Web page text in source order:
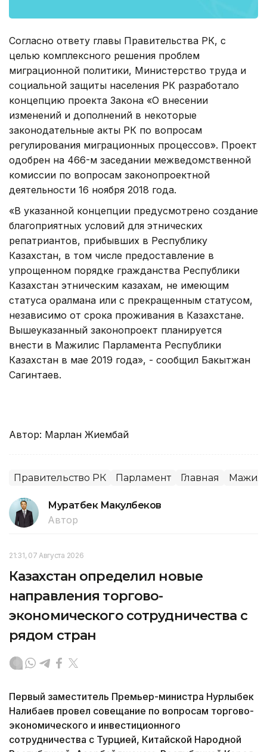
Согласно ответу главы Правительства РК, с
целью комплексного решения проблем
миграционной политики, Министерство труда и
социальной защиты населения РК разработало
концепцию проекта Закона «О внесении
изменений и дополнений в некоторые
законодательные акты РК по вопросам
регулирования миграционных процессов». Проект
одобрен на 466-м заседании межведомственной
комиссии по вопросам законопроектной
деятельности 16 ноября 2018 года.
«В указанной концепции предусмотрено создание
благоприятных условий для этнических
репатриантов, прибывших в Республику
Казахстан, в том числе предоставление в
упрощенном порядке гражданства Республики
Казахстан этническим казахам, не имеющим
статуса оралмана или с прекращенным статусом,
независимо от срока проживания в Казахстане.
Вышеуказанный законопроект планируется
внести в Мажилис Парламента Республики
Казахстан в мае 2019 года», - сообщил Бакытжан
Сагинтаев.
Автор: Марлан Жиембай
Правительство РК Парламент Главная
Муратбек Макулбеков
Автор
21:31, 07 Августа 2026
Казахстан определил новые
направления торгово-
экономического сотрудничества с
рядом стран
Первый заместитель Премьер-министра Нурлыбек
Налибаев провел совещание по вопросам торгово-
экономического и инвестиционного
сотрудничества с Турцией, Китайской Народной